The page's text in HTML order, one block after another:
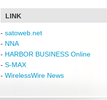
LINK
- satoweb.net
- NNA
- HARBOR BUSINESS Online
- S-MAX
- WirelessWire News